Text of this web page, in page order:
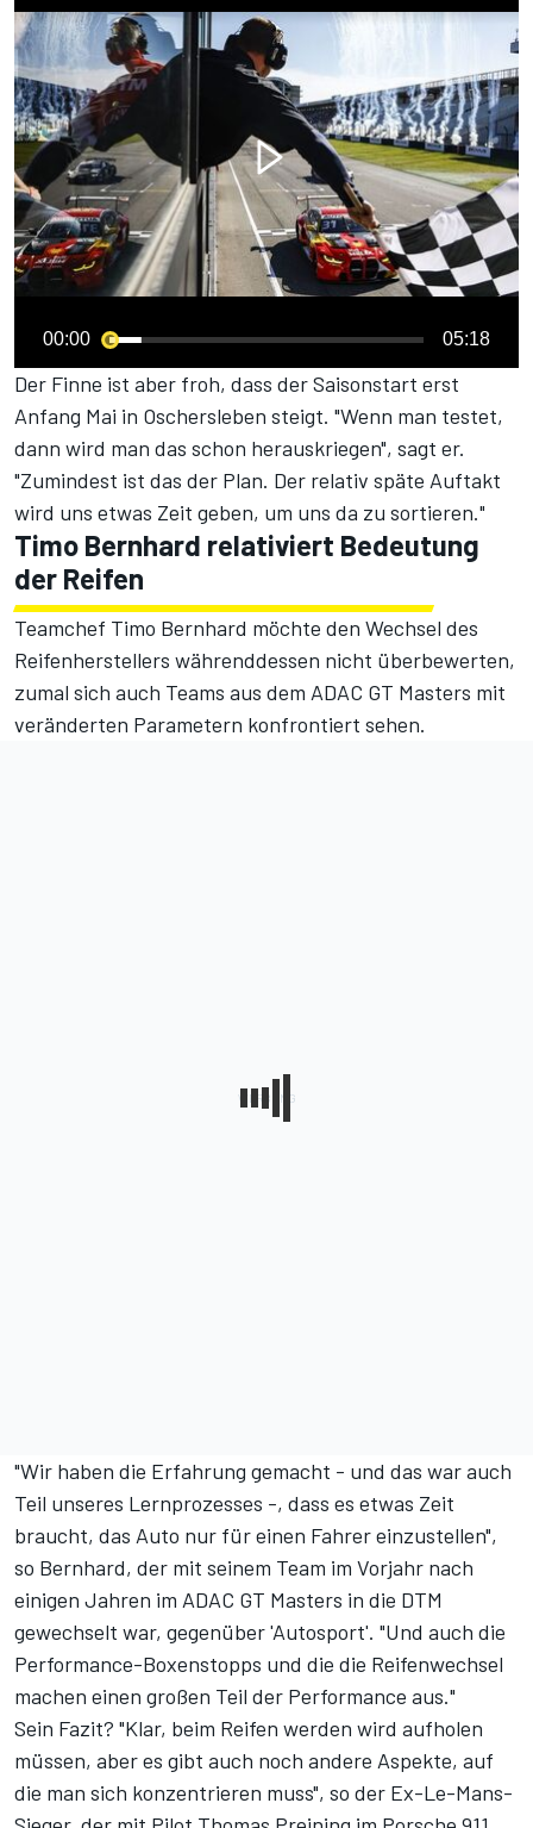
00:00 05:18
Der Finne ist aber froh, dass der Saisonstart erst
Anfang Mai in Oschersleben steigt. "Wenn man testet,
dann wird man das schon herauskriegen", sagt er.
"Zumindest ist das der Plan. Der relativ späte Auftakt
wird uns etwas Zeit geben, um uns da zu sortieren."
Timo Bernhard relativiert Bedeutung
der Reifen
Teamchef Timo Bernhard möchte den Wechsel des
Reifenherstellers währenddessen nicht überbewerten,
zumal sich auch Teams aus dem ADAC GT Masters mit
veränderten Parametern konfrontiert sehen.
"Wir haben die Erfahrung gemacht - und das war auch
Teil unseres Lernprozesses -, dass es etwas Zeit
braucht, das Auto nur für einen Fahrer einzustellen",
so Bernhard, der mit seinem Team im Vorjahr nach
einigen Jahren im ADAC GT Masters in die DTM
gewechselt war, gegenüber 'Autosport'. "Und auch die
Performance-Boxenstopps und die die Reifenwechsel
machen einen großen Teil der Performance aus."
Sein Fazit? "Klar, beim Reifen werden wird aufholen
müssen, aber es gibt auch noch andere Aspekte, auf
die man sich konzentrieren muss", so der Ex-Le-Mans-